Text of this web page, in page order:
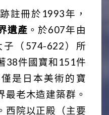
註冊於1993年，
遺產 。於607年由
（574-622）所
38件國寶和151件
是日本美術的寶
最老木造建築群。
西院以正殿（主要